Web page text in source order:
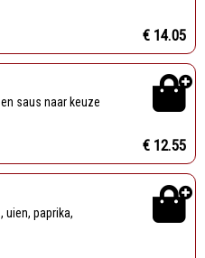
€ 14.05
saus naar keuze
€ 12.55